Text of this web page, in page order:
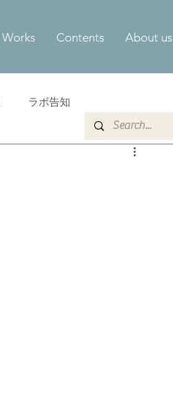
Works Contents About us
ラボ告知